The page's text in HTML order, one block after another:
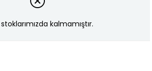
kalmamıştır.